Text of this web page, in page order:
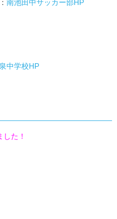
南池田中サッカー部HP
中学校HP
た！